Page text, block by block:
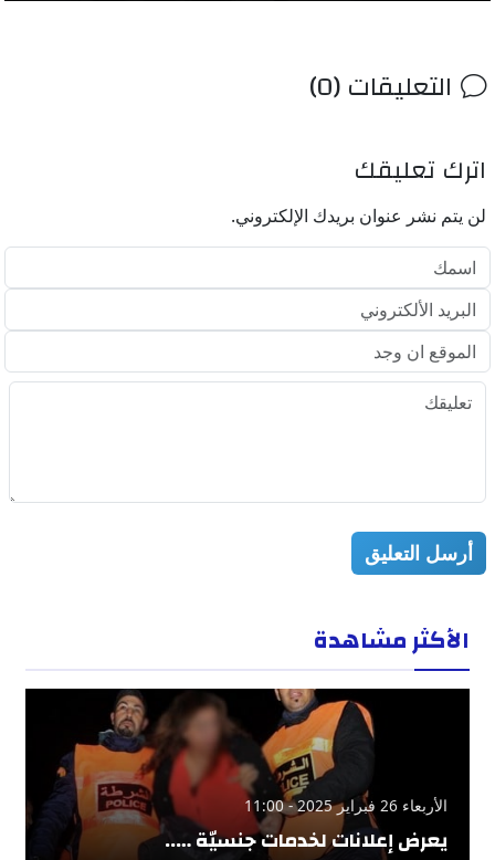
التعليقات (0)
اترك تعليقك
لن يتم نشر عنوان بريدك الإلكتروني.
أرسل التعليق
الأكثر مشاهدة
الأربعاء 26 فبراير 2025 - 11:00
يعرض إعلانات لخدمات جنسيّة …..